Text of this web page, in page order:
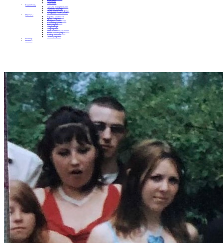
Контакты
Отделения
Как помочь
Сделать пожертвование
Подписка на добро
Стать волонтером фонда
Вечеринки со смыслом
Проекты
Коробка храбрости
Уроки Доброты
Юридическая помощь
Мамины радости
Автодобряки
Добрый торт
Добропробег
Няни особого назначения
Акция «Букет добра»
Фактор времени
Цветы доброты
Бизнесу
Отчеты